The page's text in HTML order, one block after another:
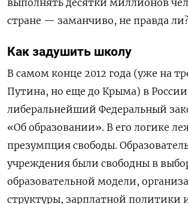
выполнять десятки миллионов
стране — заманчиво, не правда ли?
Как задушить школу
В самом конце 2012 года (уже на
Путина, но еще до Крыма) в
либеральнейший Федеральный
«Об образовании». В его логике
презумпция свободы.
учреждения были свободны в
образовательной модели,
структуры, зарплатной политики